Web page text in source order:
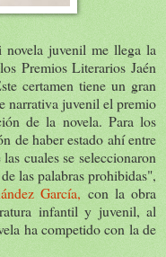
novela juvenil me llega la
Premios Literarios Jaén
certamen tiene un gran
narrativa juvenil el premio
de la novela. Para los
de haber estado ahí entre
cuales se seleccionaron
las palabras prohibidas",
García, con la obra
infantil y juvenil, al
ha competido con la de